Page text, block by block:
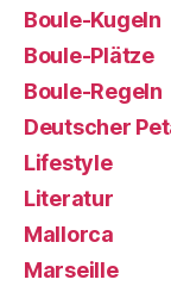
Boule-Kugeln
Boule-Plätze
Boule-Regeln
Deutscher
Lifestyle
Literatur
Mallorca
Marseille